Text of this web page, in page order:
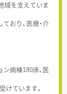
域を支えていま
おり、医療・介
病棟180床、医
ています。